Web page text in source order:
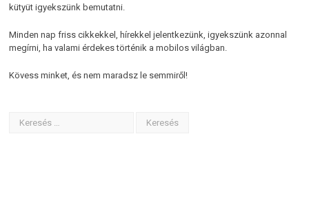
kütyüt igyekszünk bemutatni.
Minden nap friss cikkekkel, hírekkel jelentkezünk, igyekszünk azonnal
megírni, ha valami érdekes történik a mobilos világban.
Kövess minket, és nem maradsz le semmiről!